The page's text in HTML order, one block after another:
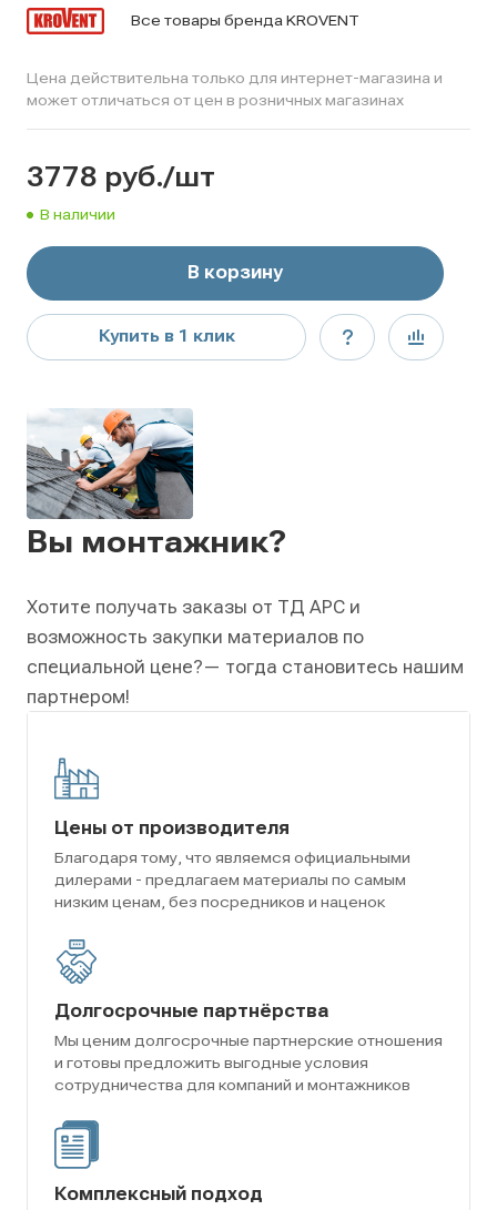
Все товары бренда KROVENT
Цена действительна только для интернет-магазина и
может отличаться от цен в розничных магазинах
3778 руб./шт
В наличии
В корзину
Купить в 1 клик
Вы монтажник?
Хотите получать заказы от ТД АРС и
возможность закупки материалов по
специальной цене?— тогда становитесь нашим
партнером!
Цены от производителя
Благодаря тому, что являемся официальными
дилерами - предлагаем материалы по самым
низким ценам, без посредников и наценок
Долгосрочные партнёрства
Мы ценим долгосрочные партнерские отношения
и готовы предложить выгодные условия
сотрудничества для компаний и монтажников
Комплексный подход